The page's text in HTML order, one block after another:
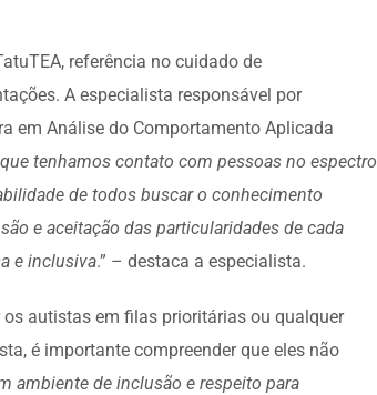
referência no cuidado de
A especialista responsável por
em Análise do Comportamento Aplicada
tenhamos contato com pessoas no espectro
de todos buscar o conhecimento
e aceitação das particularidades de cada
e inclusiva.” – destaca a especialista.
autistas em filas prioritárias ou qualquer
é importante compreender que eles não
ambiente de inclusão e respeito para